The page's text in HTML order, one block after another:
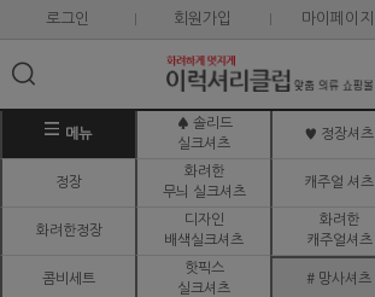
로그인 회원가입 마이페이지
메뉴
♠ 솔리드
실크셔츠
♥ 정장셔츠
정장
화려한
무늬 실크셔츠
캐주얼 셔츠
화려한정장
디자인
배색실크셔츠
화려한
캐주얼셔츠
콤비세트
핫픽스
실크셔츠
# 망사셔츠